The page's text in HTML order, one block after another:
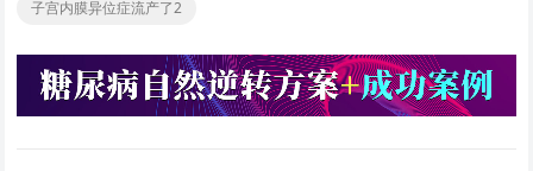
子宫内膜异位症流产了2